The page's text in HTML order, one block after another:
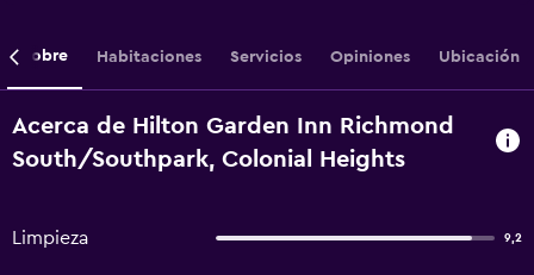
Sobre Habitaciones Servicios Opiniones Ubicación
Acerca de Hilton Garden Inn Richmond
South/Southpark, Colonial Heights
Limpieza 9,2